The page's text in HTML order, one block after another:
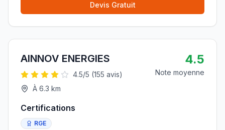
Devis Gratuit
AINNOV ENERGIES
4.5/5 (155 avis)
À 6.3 km
4.5
Note moyenne
Certifications
RGE